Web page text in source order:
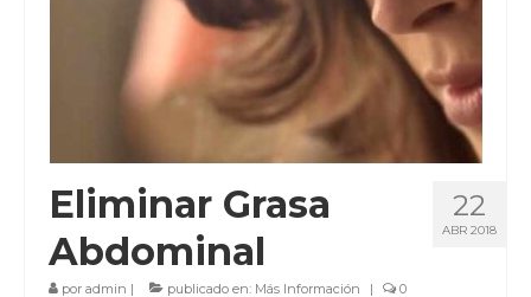
22
ABR 2018
Eliminar Grasa
Abdominal
por admin | publicado en: Más Información | 0